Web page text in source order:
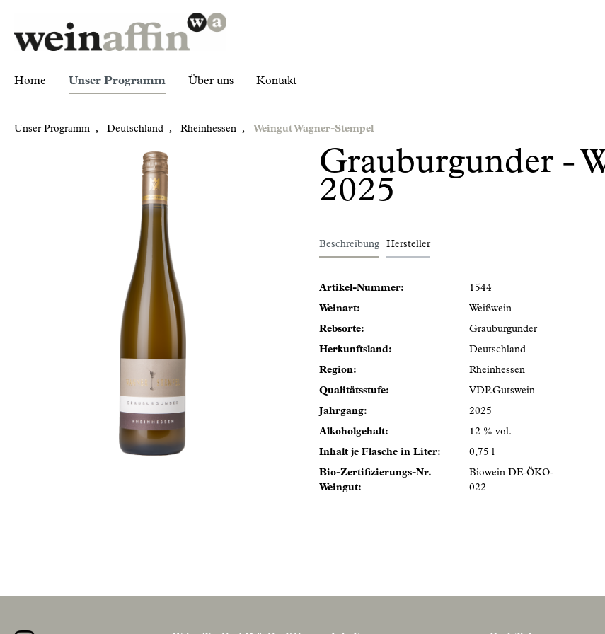
Home Unser Programm Über uns Kontakt
Zur Kategorie Unser Programm
Weingut Wagner-Stempel
Unser Programm , Deutschland , Rheinhessen , Weingut Wagner-Stempel
Grauburgunder -
2025
Beschreibung Hersteller
Artikel-Nummer: 1544
Weinart: Weißwein
Rebsorte: Grauburgunder
Herkunftsland: Deutschland
Region: Rheinhessen
Qualitätsstufe: VDP.Gutswein
Jahrgang: 2025
Alkoholgehalt: 12 % vol.
Inhalt je Flasche in Liter: 0,75 l
Bio-Zertifizierungs-Nr.
Weingut:
Biowein DE-ÖKO-
022